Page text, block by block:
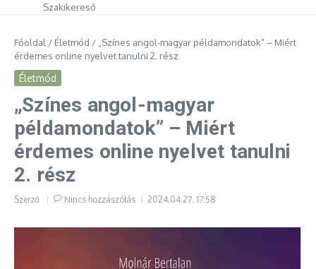
Szakikereső
Főoldal / Életmód / „Színes angol-magyar példamondatok” – Miért
érdemes online nyelvet tanulni 2. rész
Életmód
„Színes angol-magyar
példamondatok” – Miért
érdemes online nyelvet tanulni
2. rész
Szerző Nincs hozzászólás 2024.04.27. 17:58